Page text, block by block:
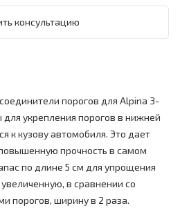
консультацию
порогов для Alpina 3-
укрепления порогов в нижней
к кузову автомобиля. Это дает
прочность в самом
по длине 5 см для упрощения
в сравнении со
порогов, ширину в 2 раза.